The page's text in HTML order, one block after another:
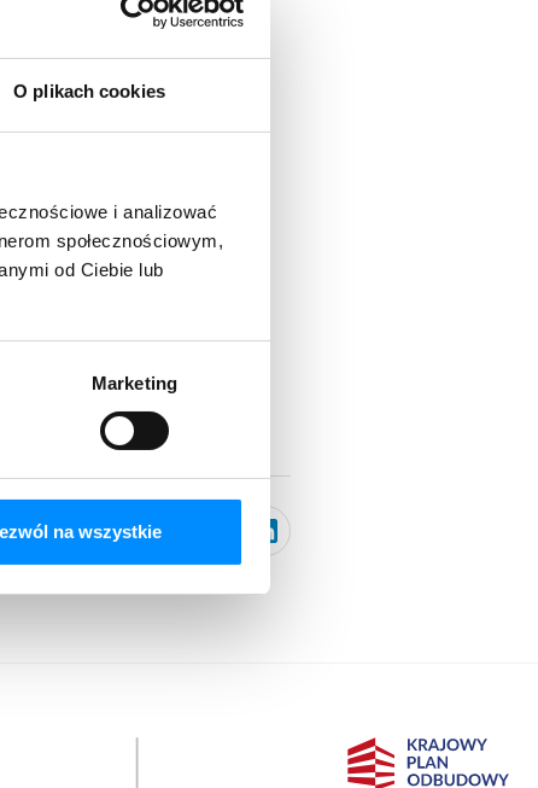
O plikach cookies
i analizować
społecznościowym,
od Ciebie lub
Marketing
na wszystkie
darmowych abonamentów.
Kopiuj link